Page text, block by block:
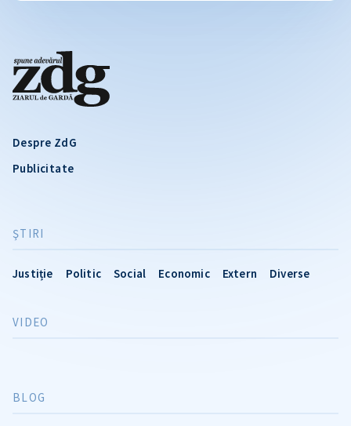
Despre ZdG
Publicitate
ŞTIRI
Justiție Politic Social Economic Extern Diverse
VIDEO
BLOG